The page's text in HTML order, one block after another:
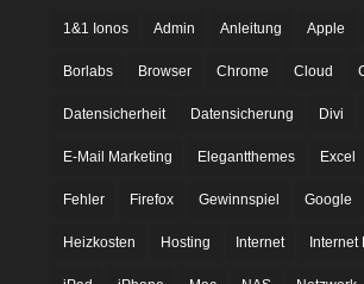
1&1 Ionos Admin Anleitung Apple
Borlabs Browser Chrome Cloud
Datensicherheit Datensicherung Divi
E-Mail Marketing Elegantthemes Excel
Fehler Firefox Gewinnspiel Google
Heizkosten Hosting Internet Internet